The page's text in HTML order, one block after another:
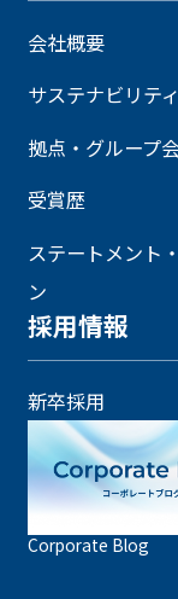
会社概要
サステナビリティ
拠点・グループ
受賞歴
ステートメント
ン
採用情報
新卒採用
Corporate Blog